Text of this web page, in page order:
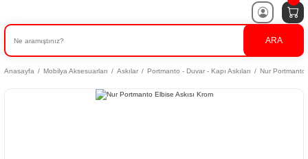
ARA
Anasayfa Mobilya Aksesuarları Askılar Portmanto - Duvar - Kapı Askıları Nur Portmanto